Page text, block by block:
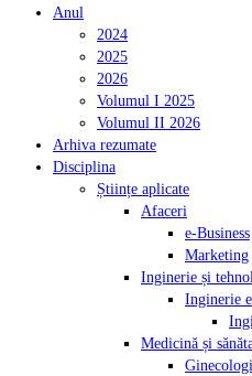
Anul
2024
2025
2026
Volumul I 2025
Volumul II 2026
Arhiva rezumate
Disciplina
Științe aplicate
Afaceri
e-Business
Marketing
Inginerie și
Inginerie
Medicină și